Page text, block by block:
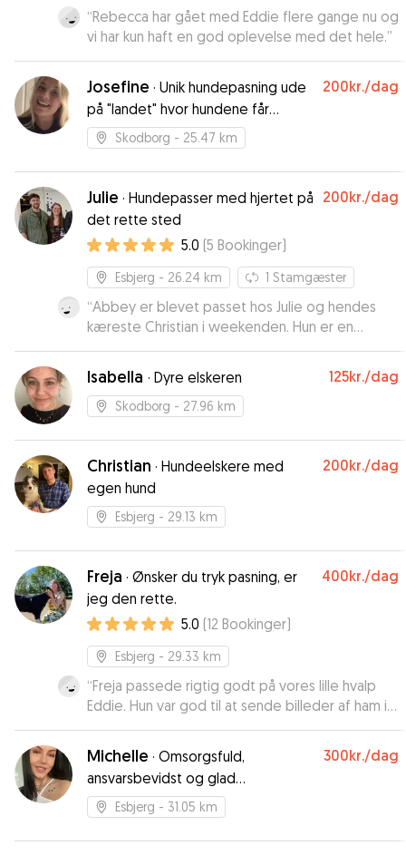
“Rebecca har gået med Eddie flere gange nu og
vi har kun haft en god oplevelse med det hele.”
Josefine · Unik hundepasning ude
på "landet" hvor hundene får
meget motion tilbydes
200kr./dag
Skodborg - 25.47 km
Julie · Hundepasser med hjertet på
det rette sted
200kr./dag
5.0 (5 Bookinger)
Esbjerg - 26.24 km 1 Stamgæster
“Abbey er blevet passet hos Julie og hendes
kæreste Christian i weekenden. Hun er en
boxerhvalp på kun lidt over 3 måneder og det
er hendes første pasning ude. Det bliver ikke
den sidste, for det gik over al forventning. Vi
modtog billeder og opdateringer undervejs og
veltilpas hvalp. Det var tydeligt at de havde
været gode til at opfatte og forstå Abbeys
behov under pasningen, og havde viden og
erfaring med hunde/hvalpe. Vi har været meget
tilfredse og vender med sikkerhed tilbage. I kan
trygt overlade jeres hund/hvalp til pasning hos
Julie og Christian.
Isabella · Dyre elskeren 125kr./dag
Skodborg - 27.96 km
Christian · Hundeelskere med
egen hund
200kr./dag
Esbjerg - 29.13 km
Freja · Ønsker du tryk pasning, er
jeg den rette.
400kr./dag
5.0 (12 Bookinger)
Esbjerg - 29.33 km
“Freja passede rigtig godt på vores lille hvalp
Eddie. Hun var god til at sende billeder af ham i
løbet af dagen, så vi fulgte lidt med i, hvad han
lavede og hvordan han havde det 😊 ”
Michelle · Omsorgsfuld,
ansvarsbevidst og glad
hundepasser ledig fra 20/6
300kr./dag
Esbjerg - 31.05 km